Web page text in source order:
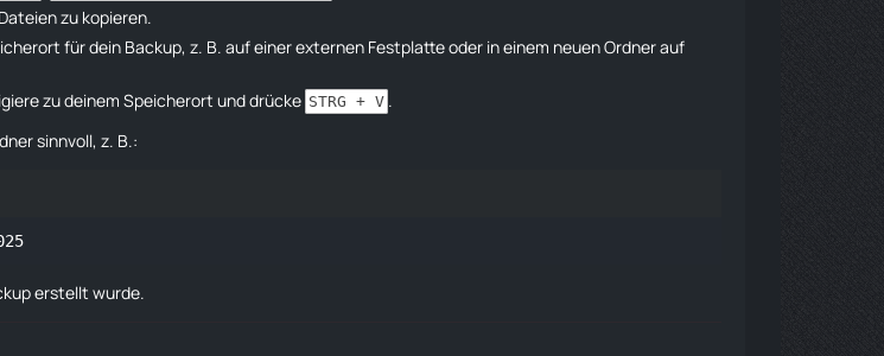
zu kopieren.
für dein Backup, z. B. auf einer externen Festplatte oder in einem neuen Ordner auf
zu deinem Speicherort und drücke STRG + V .
sinnvoll, z. B.:
erstellt wurde.